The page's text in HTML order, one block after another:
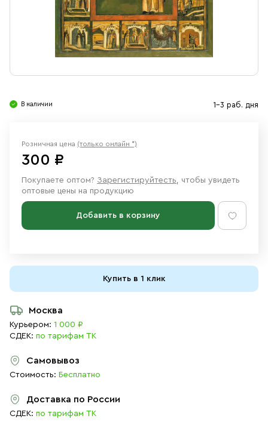
Ювелирные изделия
В наличии 1-3 раб. дня
Розничная цена (только онлайн *)
300 ₽
Покупаете оптом? Зарегистируйтесть, чтобы увидеть
оптовые цены на продукцию
Добавить в корзину
Купить в 1 клик
Москва
Курьером: 1 000 ₽
СДЕК: по тарифам ТК
Самовывоз
Стоимость: Бесплатно
Доставка по России
СДЕК: по тарифам ТК